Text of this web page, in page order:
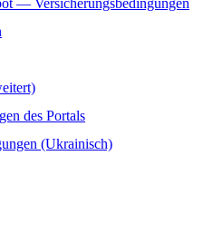
des Portals
(Ukrainisch)